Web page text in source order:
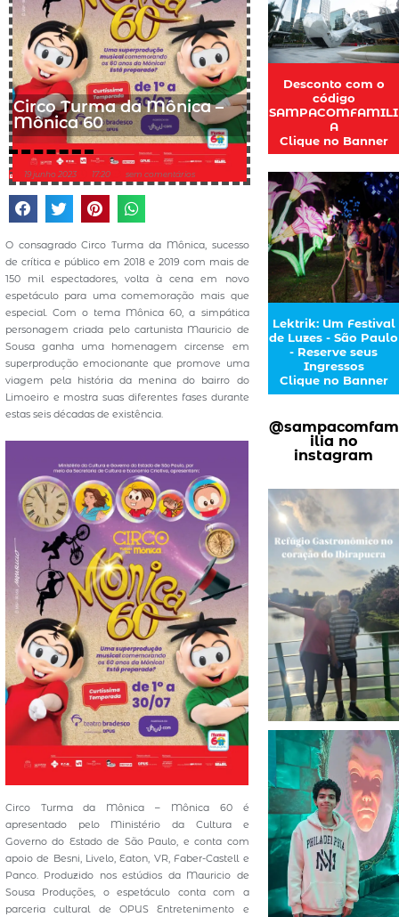
Circo Turma da Mônica –
Mônica 60
19 junho 2023 17:20 sem comentários
O consagrado Circo Turma da Mônica, sucesso
de crítica e público em 2018 e 2019 com mais de
150 mil espectadores, volta à cena em novo
espetáculo para uma comemoração mais que
especial. Com o tema Mônica 60, a simpática
personagem criada pelo cartunista Mauricio de
Sousa ganha uma homenagem circense em
superprodução emocionante que promove uma
viagem pela história da menina do bairro do
Limoeiro e mostra suas diferentes fases durante
estas seis décadas de existência.
Circo Turma da Mônica – Mônica 60 é
apresentado pelo Ministério da Cultura e
Governo do Estado de São Paulo, e conta com
apoio de Besni, Livelo, Eaton, VR, Faber-Castell e
Panco. Produzido nos estúdios da Mauricio de
Sousa Produções, o espetáculo conta com a
parceria cultural de OPUS Entretenimento e
Desconto com o
código
SAMPACOMFAMILI
A
Clique no Banner
Lektrik: Um Festival
de Luzes - São Paulo
- Reserve seus
Ingressos
Clique no Banner
@sampacomfam
ilia no
instagram